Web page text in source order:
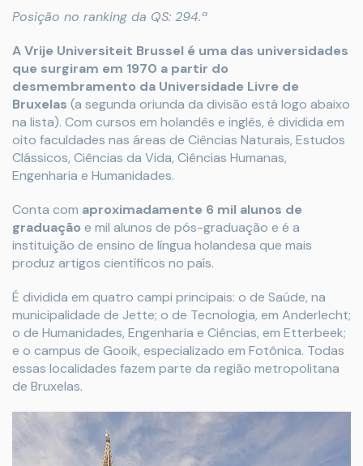
Posição no ranking da QS: 294.ª
A Vrije Universiteit Brussel é uma das universidades
que surgiram em 1970 a partir do
desmembramento da Universidade Livre de
Bruxelas (a segunda oriunda da divisão está logo abaixo
na lista). Com cursos em holandês e inglês, é dividida em
oito faculdades nas áreas de Ciências Naturais, Estudos
Clássicos, Ciências da Vida, Ciências Humanas,
Engenharia e Humanidades.
Conta com aproximadamente 6 mil alunos de
graduação e mil alunos de pós-graduação e é a
instituição de ensino de língua holandesa que mais
produz artigos científicos no país.
É dividida em quatro campi principais: o de Saúde, na
municipalidade de Jette; o de Tecnologia, em Anderlecht;
o de Humanidades, Engenharia e Ciências, em Etterbeek;
e o campus de Gooik, especializado em Fotônica. Todas
essas localidades fazem parte da região metropolitana
de Bruxelas.